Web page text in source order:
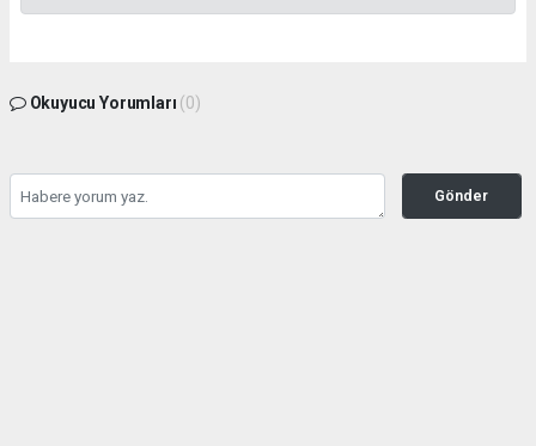
Okuyucu Yorumları (0)
Gönder